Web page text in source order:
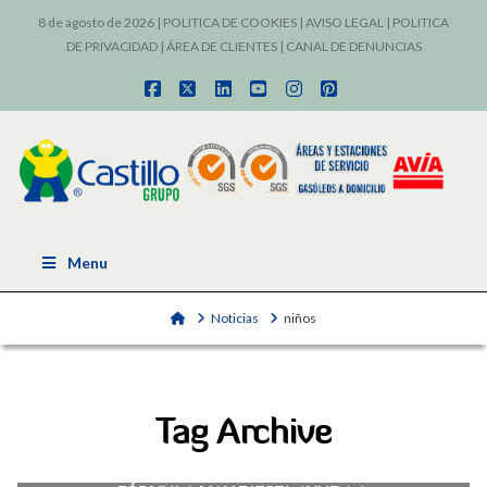
8 de agosto de 2026 | POLITICA DE COOKIES | AVISO LEGAL | POLITICA
DE PRIVACIDAD| ÁREA DE CLIENTES| CANAL DE DENUNCIAS
Facebook
X LinkedInYouTubeInstagram
Pinterest
Menu
HomeNoticias niños
Tag Archive